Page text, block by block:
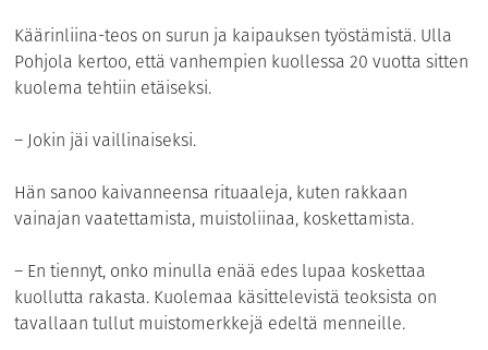
Käärinliina-teos on surun ja kaipauksen työstämistä. Ulla
Pohjola kertoo, että vanhempien kuollessa 20 vuotta sitten
kuolema tehtiin etäiseksi.
– Jokin jäi vaillinaiseksi.
Hän sanoo kaivanneensa rituaaleja, kuten rakkaan
vainajan vaatettamista, muistoliinaa, koskettamista.
– En tiennyt, onko minulla enää edes lupaa koskettaa
kuollutta rakasta. Kuolemaa käsittelevistä teoksista on
tavallaan tullut muistomerkkejä edeltä menneille.